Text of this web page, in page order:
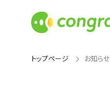
トップページ お知らせ